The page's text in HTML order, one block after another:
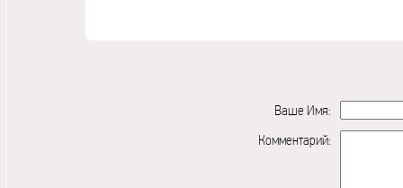
Ваше Имя:
Комментарий: